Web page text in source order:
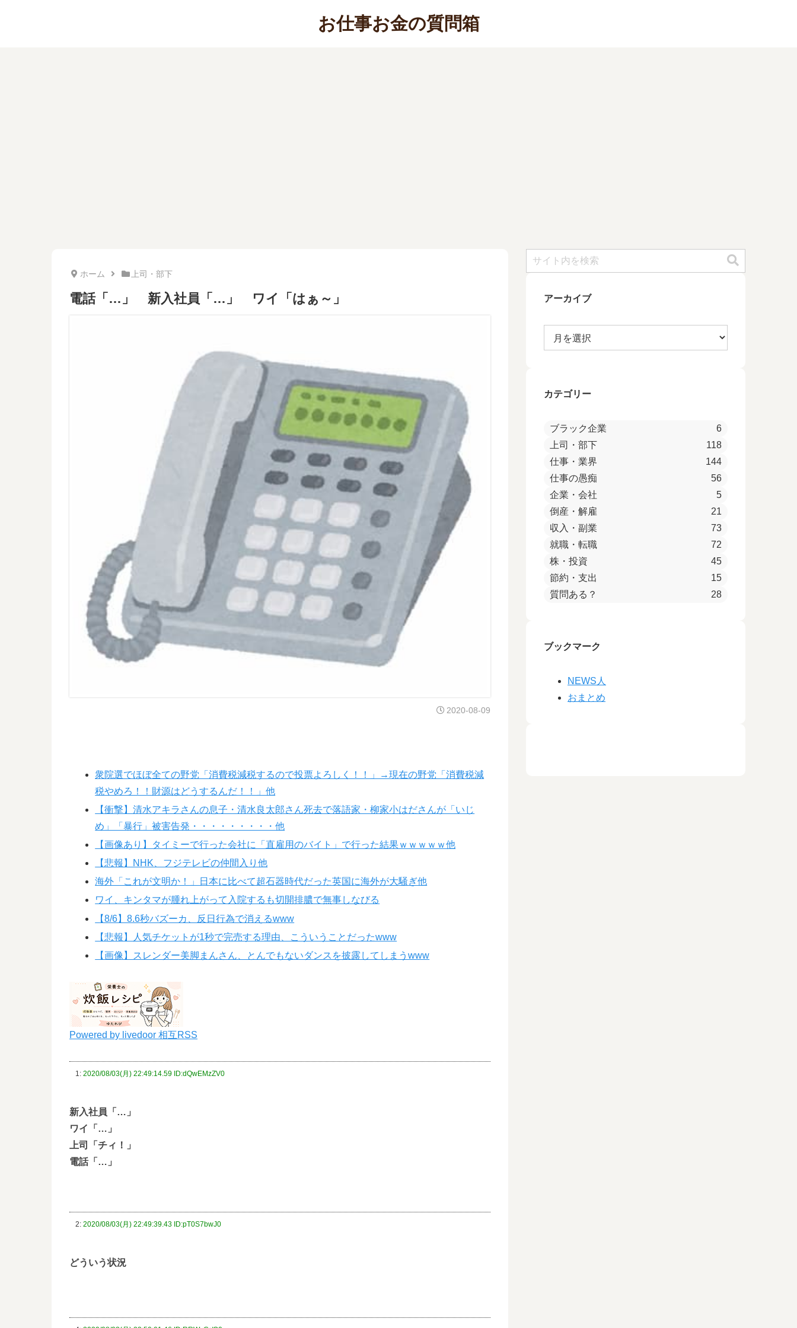
お仕事お金の質問箱
ホーム 上司・部下
電話「…」 新入社員「…」 ワイ「はぁ～」
2020-08-09
衆院選でほぼ全ての野党「消費税減税するので投票よろしく！！」→現在の野党「消費税減
税やめろ！！財源はどうするんだ！！」他
【衝撃】清水アキラさんの息子・清水良太郎さん死去で落語家・柳家小はださんが「いじ
め」「暴行」被害告発・・・・・・・・・他
【画像あり】タイミーで行った会社に「直雇用のバイト」で行った結果ｗｗｗｗｗ他
【悲報】NHK、フジテレビの仲間入り他
海外「これが文明か！」日本に比べて超石器時代だった英国に海外が大騒ぎ他
ワイ、キンタマが腫れ上がって入院するも切開排膿で無事しなびる
【8/6】8.6秒バズーカ、反日行為で消えるwww
【悲報】人気チケットが1秒で完売する理由、こういうことだったwww
【画像】スレンダー美脚まんさん、とんでもないダンスを披露してしまうwww
Powered by livedoor 相互RSS
1: 2020/08/03(月) 22:49:14.59 ID:dQwEMzZV0
新入社員「…」
ワイ「…」
上司「チィ！」
電話「…」
2: 2020/08/03(月) 22:49:39.43 ID:pT0S7bwJ0
どういう状況
アーカイブ
カテゴリー
ブラック企業
6
上司・部下
118
仕事・業界
144
仕事の愚痴
56
企業・会社
5
倒産・解雇
21
収入・副業
73
就職・転職
72
株・投資
45
節約・支出
15
質問ある？
28
ブックマーク
NEWS人
おまとめ